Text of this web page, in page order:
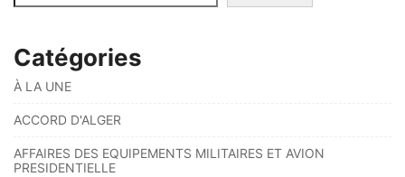
Catégories
À LA UNE
ACCORD D'ALGER
AFFAIRES DES EQUIPEMENTS MILITAIRES ET AVION
PRESIDENTIELLE